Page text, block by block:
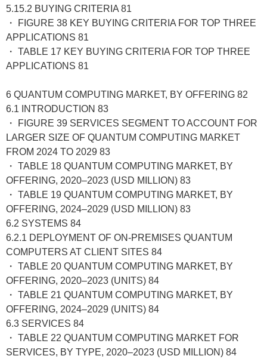
5.15.2 BUYING CRITERIA 81
・ FIGURE 38 KEY BUYING CRITERIA FOR TOP THREE
APPLICATIONS 81
・ TABLE 17 KEY BUYING CRITERIA FOR TOP THREE
APPLICATIONS 81
6 QUANTUM COMPUTING MARKET, BY OFFERING 82
6.1 INTRODUCTION 83
・ FIGURE 39 SERVICES SEGMENT TO ACCOUNT FOR
LARGER SIZE OF QUANTUM COMPUTING MARKET
FROM 2024 TO 2029 83
・ TABLE 18 QUANTUM COMPUTING MARKET, BY
OFFERING, 2020–2023 (USD MILLION) 83
・ TABLE 19 QUANTUM COMPUTING MARKET, BY
OFFERING, 2024–2029 (USD MILLION) 83
6.2 SYSTEMS 84
6.2.1 DEPLOYMENT OF ON-PREMISES QUANTUM
COMPUTERS AT CLIENT SITES 84
・ TABLE 20 QUANTUM COMPUTING MARKET, BY
OFFERING, 2020–2023 (UNITS) 84
・ TABLE 21 QUANTUM COMPUTING MARKET, BY
OFFERING, 2024–2029 (UNITS) 84
6.3 SERVICES 84
・ TABLE 22 QUANTUM COMPUTING MARKET FOR
SERVICES, BY TYPE, 2020–2023 (USD MILLION) 84